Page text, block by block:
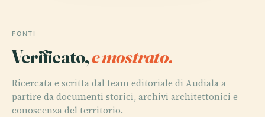
FONTI
Verificato,e mostrato.
Ricercata e scritta dal team editoriale di Audiala a
partire da documenti storici, archivi architettonici e
conoscenza del territorio.